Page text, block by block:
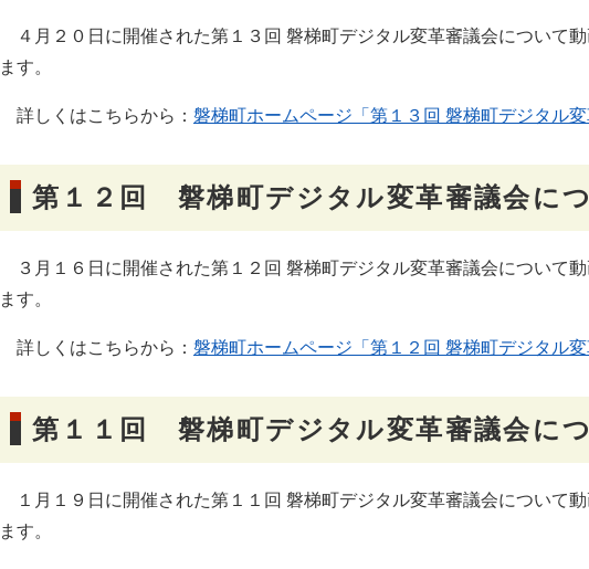
４月２０日に開催された第１３回 磐梯町デジタル変革審議会について
ます。
詳しくはこちらから： 磐梯町ホームページ「第１３回 磐梯町デジタル
第１２回 磐梯町デジタル変革審議会に
３月１６日に開催された第１２回 磐梯町デジタル変革審議会について
ます。
詳しくはこちらから： 磐梯町ホームページ「第１２回 磐梯町デジタル
第１１回 磐梯町デジタル変革審議会に
１月１９日に開催された第１１回 磐梯町デジタル変革審議会について
ます。